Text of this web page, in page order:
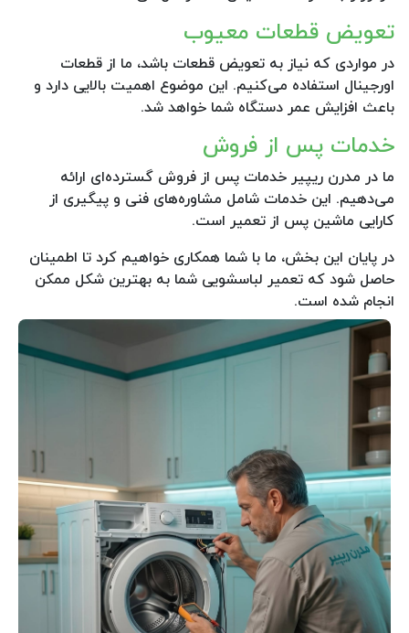
تعویض قطعات معیوب
در مواردی که نیاز به تعویض قطعات باشد، ما از قطعات
اورجینال استفاده می‌کنیم. این موضوع اهمیت بالایی دارد و
باعث افزایش عمر دستگاه شما خواهد شد.
خدمات پس از فروش
ما در مدرن ریپیر خدمات پس از فروش گسترده‌ای ارائه
می‌دهیم. این خدمات شامل مشاوره‌های فنی و پیگیری از
کارایی ماشین پس از تعمیر است.
در پایان این بخش، ما با شما همکاری خواهیم کرد تا اطمینان
حاصل شود که تعمیر لباسشویی شما به بهترین شکل ممکن
انجام شده است.